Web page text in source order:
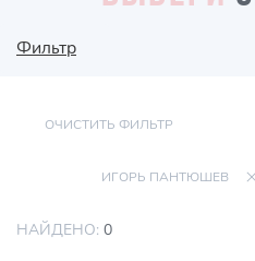
Фильтр
ОЧИСТИТЬ ФИЛЬТР
ИГОРЬ ПАНТЮШЕВ
НАЙДЕНО: 0